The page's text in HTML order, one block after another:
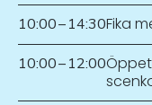
10:00–14:30Fika
10:00–12:00